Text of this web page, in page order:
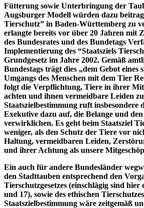
Fütterung sowie Unterbringung der
Augsburger Modell würden dazu
Tierschutz” in Baden-Württemberg zu
erlangte bereits vor über 20 Jahren mit
des Bundesrates und des Bundetags
Implementierung des “Staatsziels
Grundgesetz im Jahre 2002. Gemäß
Bundestags trägt dies „dem Gebot
Umgangs des Menschen mit dem Tier
folgt die Verpflichtung, Tiere in ihrer
achten und ihnen vermeidbare Leiden
Staatszielbestimmung ruft insbesondere
Exekutive dazu auf, die Belange und
verwirklichen. Es geht beim Staatsziel
weniger, als den Schutz der Tiere vor
Haltung, vermeidbaren Leiden,
und ihrer Achtung als unsere
Ein auch für andere Bundesländer
den Stadttauben entsprechend den
Tierschutzgesetzes (einschlägig sind
und 17), sowie des ethischen
Staatszielbestimmung wäre zeitgemäß